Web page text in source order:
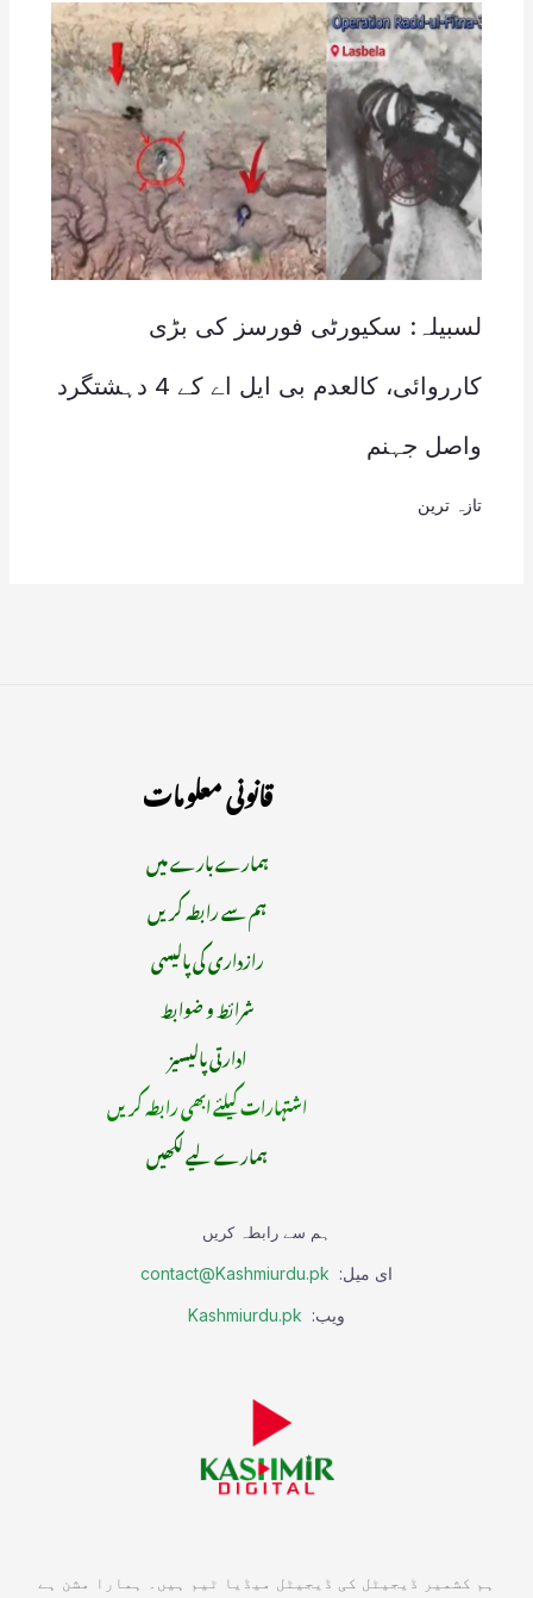
لسبیلہ: سکیورٹی فورسز کی بڑی
کارروائی، کالعدم بی ایل اے کے 4 دہشتگرد
واصل جہنم
تازہ ترین
قانونی معلومات
ہمارے بارے میں
ہم سے رابطہ کریں
رازداری کی پالیسی
شرائط و ضوابط
ادارتی پالیسیز
اشتہارات کیلئے ابھی رابطہ کریں
ہمارے لیے لکھیں
ہم سے رابطہ کریں
ای میل: contact@Kashmiurdu.pk
ویب: Kashmiurdu.pk
ہم کشمیر ڈیجیٹل کی ڈیجیٹل میڈیا ٹیم ہیں۔ ہمارا مشن ہے